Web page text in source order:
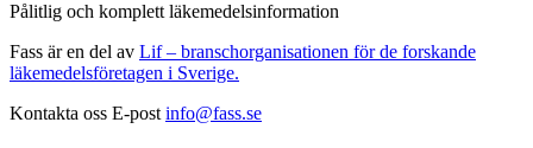
Pålitlig och komplett läkemedelsinformation
Fass är en del av Lif – branschorganisationen för de forskande
läkemedelsföretagen i Sverige.
Kontakta oss E-post info@fass.se